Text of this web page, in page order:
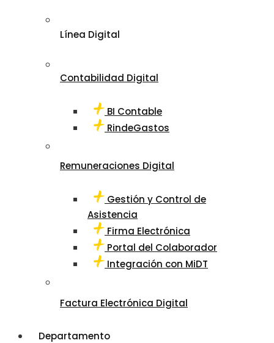
Línea Digital
Contabilidad Digital
BI Contable
RindeGastos
Remuneraciones Digital
Gestión y Control de
Asistencia
Firma Electrónica
Portal del Colaborador
Integración con MiDT
Factura Electrónica Digital
Departamento